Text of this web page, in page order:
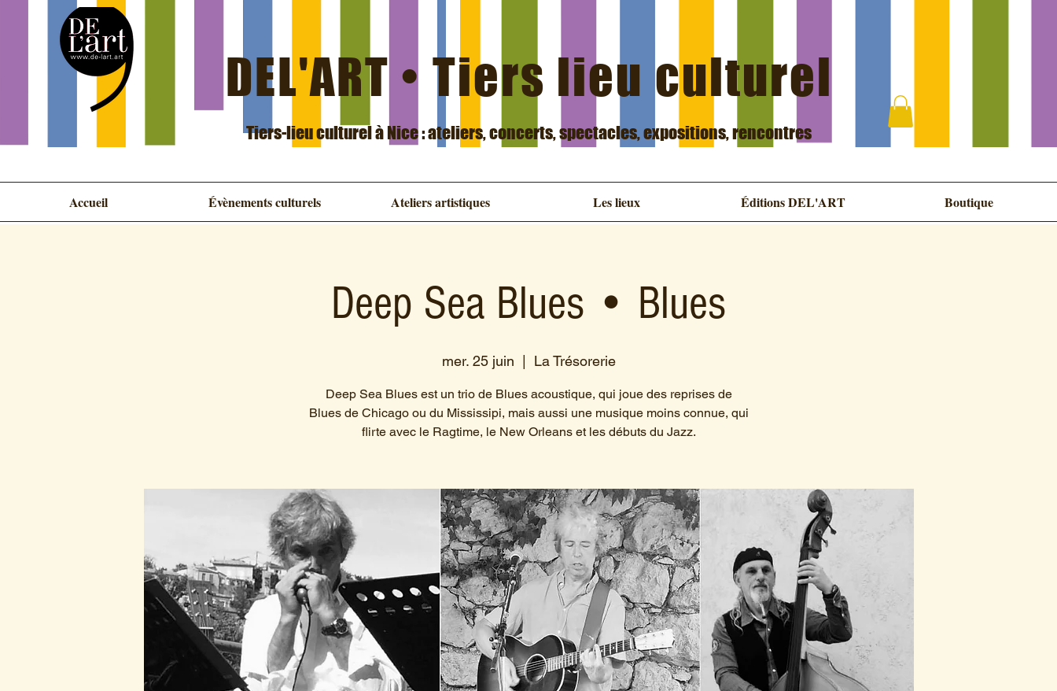
DEL'ART • Tiers lieu culturel
Tiers-lieu culturel à Nice : ateliers, concerts, spectacles, expositions, rencontres
Accueil Évènements culturels Ateliers artistiques Les lieux Éditions DEL'ART Boutique
Deep Sea Blues • Blues
mer. 25 juin
  |
La Trésorerie
Deep Sea Blues est un trio de Blues acoustique, qui joue des reprises de
Blues de Chicago ou du Mississipi, mais aussi une musique moins connue, qui
flirte avec le Ragtime, le New Orleans et les débuts du Jazz.